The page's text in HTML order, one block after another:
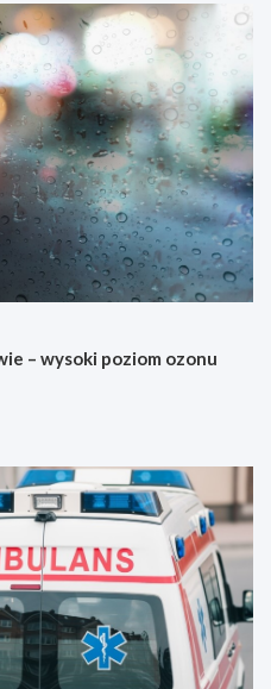
– wysoki poziom ozonu